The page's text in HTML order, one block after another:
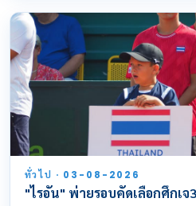
ทั่วไป · 03-08-2026
"ไรอัน" พ่ายรอบคัดเลือกศึกเ